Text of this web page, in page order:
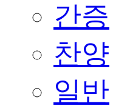
간증
찬양
일반